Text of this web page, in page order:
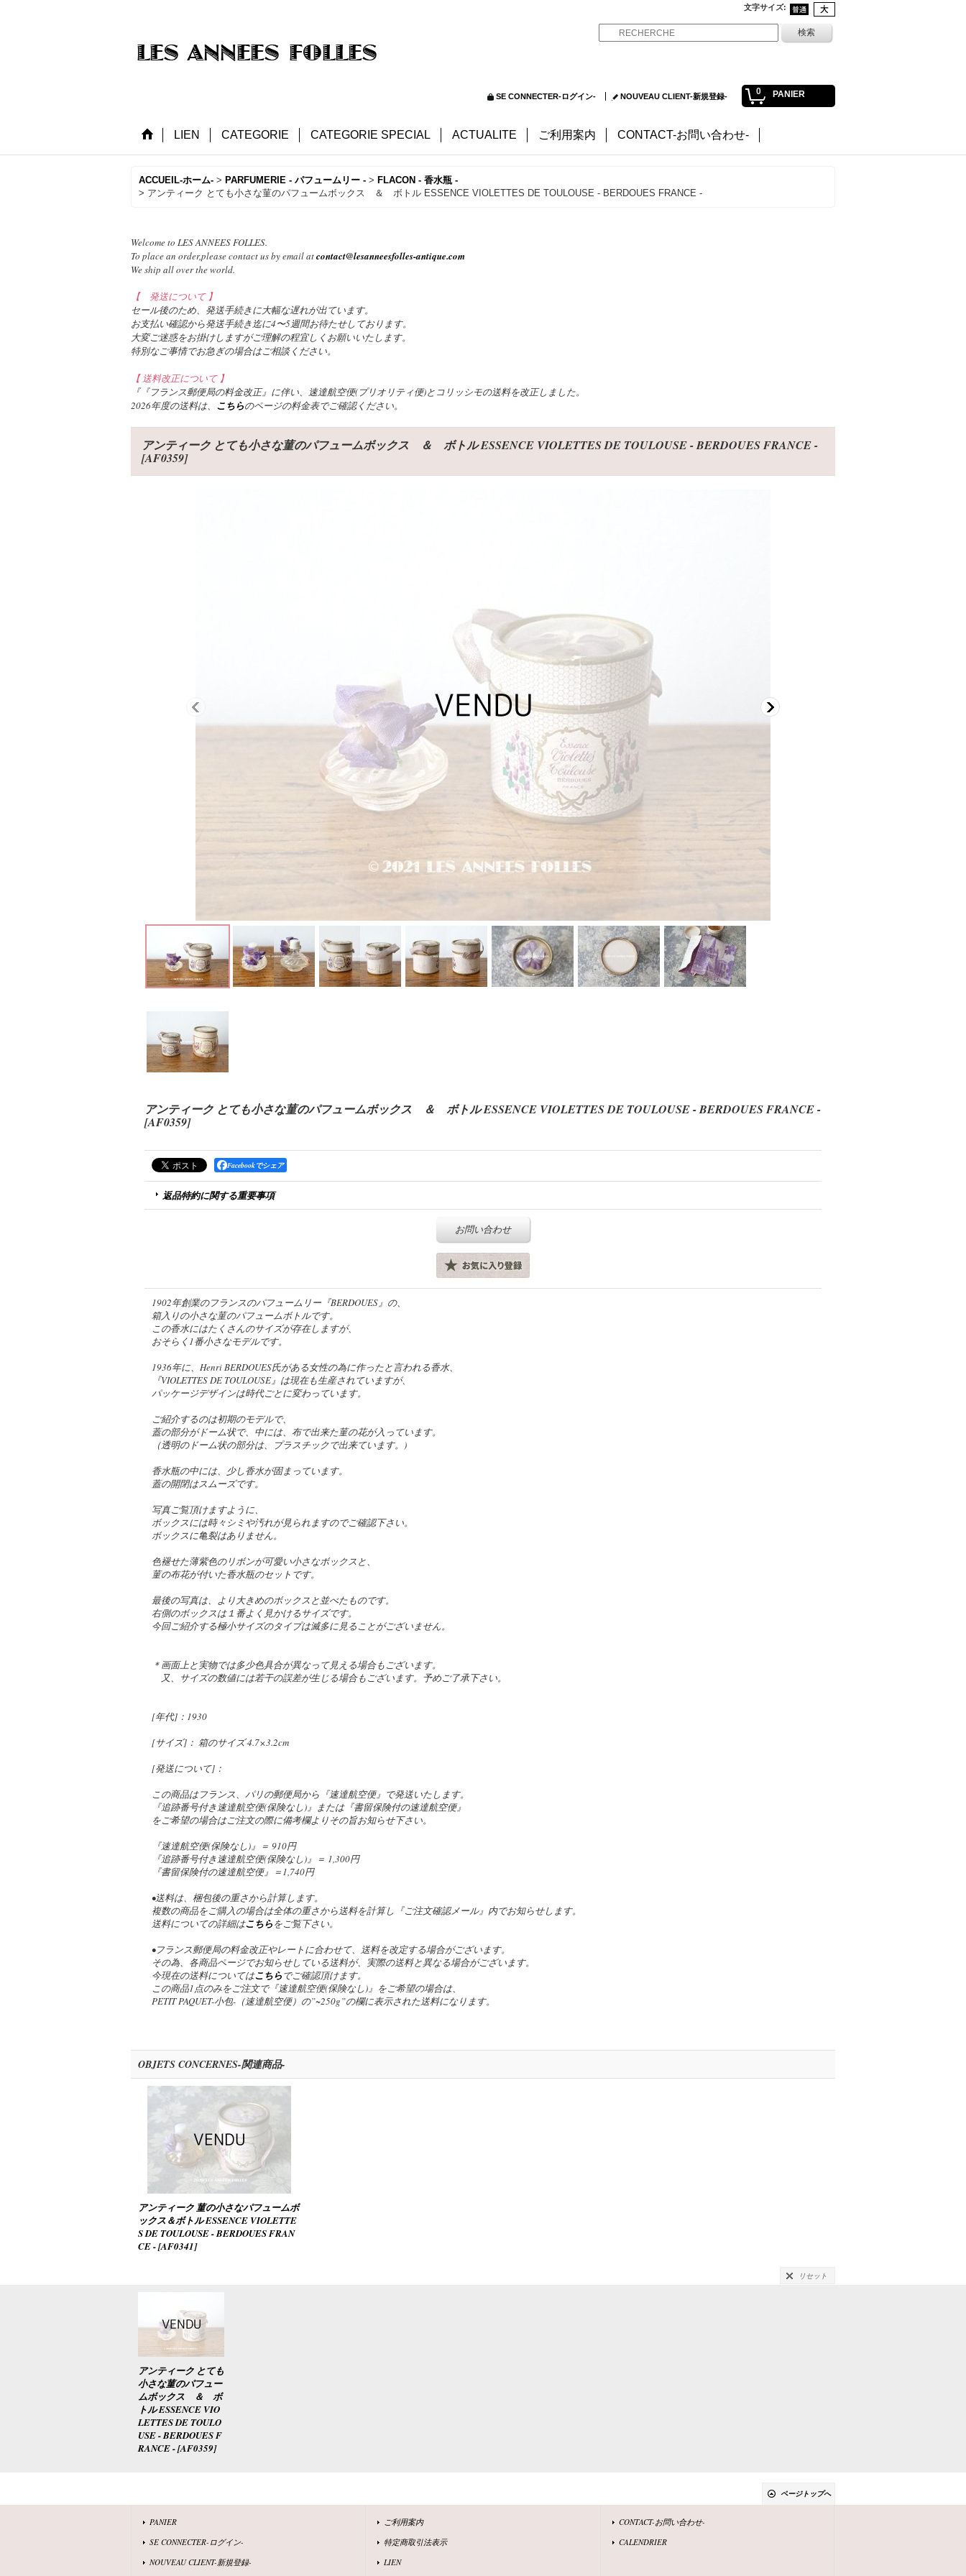
文字サイズ:
0 PANIER
SE CONNECTER-ログイン- NOUVEAU CLIENT-新規登録-
LIEN CATEGORIE CATEGORIE SPECIAL ACTUALITE ご利用案内 CONTACT-お問い合わせ-
ACCUEIL-ホーム- > PARFUMERIE - パフュームリー - > FLACON - 香水瓶 -
> アンティーク とても小さな菫のパフュームボックス ＆ ボトル ESSENCE VIOLETTES DE TOULOUSE - BERDOUES FRANCE -
Welcome to LES ANNEES FOLLES.
To place an order,please contact us by email atcontact@lesanneesfolles-antique.com
We ship all over the world.
【 発送について 】
セール後のため、発送手続きに大幅な遅れが出ています。
お支払い確認から発送手続き迄に4〜5週間お待たせしております。
大変ご迷惑をお掛けしますがご理解の程宜しくお願いいたします。
特別なご事情でお急ぎの場合はご相談ください。
【 送料改正について 】
『『フランス郵便局の料金改正』に伴い、速達航空便(プリオリティ便)とコリッシモの送料を改正しました。
2026年度の送料は、 こちらのページの料金表でご確認ください。
アンティーク とても小さな菫のパフュームボックス ＆ ボトル ESSENCE VIOLETTES DE TOULOUSE - BERDOUES FRANCE -
[AF0359]
アンティーク とても小さな菫のパフュームボックス ＆ ボトル ESSENCE VIOLETTES DE TOULOUSE - BERDOUES FRANCE -
[AF0359]
Facebookでシェア
返品特約に関する重要事項
お問い合わせ
1902年創業のフランスのパフュームリー『BERDOUES』の、
箱入りの小さな菫のパフュームボトルです。
この香水にはたくさんのサイズが存在しますが、
おそらく1番小さなモデルです。
1936年に、Henri BERDOUES氏がある女性の為に作ったと言われる香水、
『VIOLETTES DE TOULOUSE』は現在も生産されていますが、
パッケージデザインは時代ごとに変わっています。
ご紹介するのは初期のモデルで、
蓋の部分がドーム状で、中には、布で出来た菫の花が入っています。
（透明のドーム状の部分は、プラスチックで出来ています。)
香水瓶の中には、少し香水が固まっています。
蓋の開閉はスムーズです。
写真ご覧頂けますように、
ボックスには時々シミや汚れが見られますのでご確認下さい。
ボックスに亀裂はありません。
色褪せた薄紫色のリボンが可愛い小さなボックスと、
菫の布花が付いた香水瓶のセットです。
最後の写真は、より大きめのボックスと並べたものです。
右側のボックスは１番よく見かけるサイズです。
今回ご紹介する極小サイズのタイプは滅多に見ることがございません。
＊画面上と実物では多少色具合が異なって見える場合もございます。
又、サイズの数値には若干の誤差が生じる場合もございます。予めご了承下さい。
[年代]：1930
[サイズ]： 箱のサイズ 4.7×3.2cm
[発送について]：
この商品はフランス、パリの郵便局から『速達航空便』で発送いたします。
『追跡番号付き速達航空便(保険なし)』または『書留保険付の速達航空便』
をご希望の場合はご注文の際に備考欄よりその旨お知らせ下さい。
『速達航空便(保険なし)』＝ 910円
『追跡番号付き速達航空便(保険なし)』＝ 1,300円
『書留保険付の速達航空便』＝1,740円
•送料は、梱包後の重さから計算します。
複数の商品をご購入の場合は全体の重さから送料を計算し『ご注文確認メール』内でお知らせします。
送料についての詳細はこちらをご覧下さい。
•フランス郵便局の料金改正やレートに合わせて、送料を改定する場合がございます。
その為、各商品ページでお知らせしている送料が、実際の送料と異なる場合がございます。
今現在の送料についてはこちらでご確認頂けます。
この商品1点のみをご注文で『速達航空便(保険なし)』をご希望の場合は、
PETIT PAQUET-小包-（速達航空便）の”~250g”の欄に表示された送料になります。
OBJETS CONCERNES-関連商品-
アンティーク 菫の小さなパフュームボ
ックス＆ボトル ESSENCE VIOLETTE
S DE TOULOUSE - BERDOUES FRAN
CE -[AF0341]
リセット
アンティーク とても
小さな菫のパフュー
ムボックス ＆ ボ
トル ESSENCE VIO
LETTES DE TOULO
USE - BERDOUES F
RANCE -[AF0359]
ページトップへ
PANIER
SE CONNECTER-ログイン-
NOUVEAU CLIENT-新規登録-
ご利用案内
特定商取引法表示
LIEN
CONTACT-お問い合わせ-
CALENDRIER